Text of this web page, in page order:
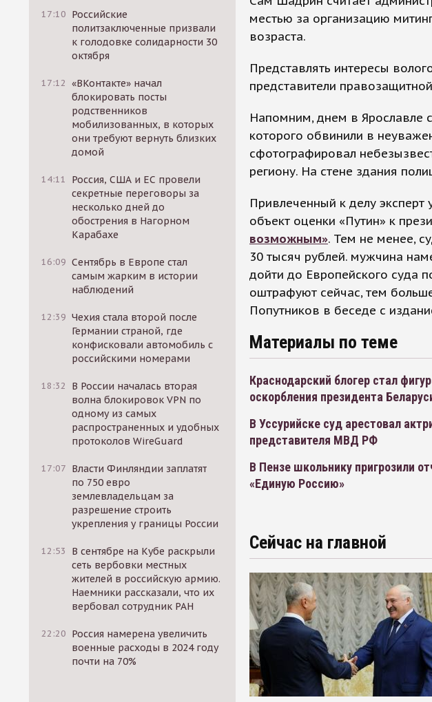
17:10 Российские
политзаключенные призвали
к голодовке солидарности 30
октября
17:12 «ВКонтакте» начал
блокировать посты
родственников
мобилизованных, в которых
они требуют вернуть близких
домой
14:11
Россия, США и ЕС провели
секретные переговоры за
несколько дней до
обострения в Нагорном
Карабахе
16:09 Сентябрь в Европе стал
самым жарким в истории
наблюдений
12:39 Чехия стала второй после
Германии страной, где
конфисковали автомобиль с
российскими номерами
18:32
В России началась вторая
волна блокировок VPN по
одному из самых
распространенных и удобных
протоколов WireGuard
17:07 Власти Финляндии заплатят
по 750 евро
землевладельцам за
разрешение строить
укрепления у границы России
12:53
В сентябре на Кубе раскрыли
сеть вербовки местных
жителей в российскую армию.
Наемники рассказали, что их
вербовал сотрудник РАН
22:20 Россия намерена увеличить
военные расходы в 2024 году
почти на 70%
местью за организацию
возраста.
Представлять интересы
представители
Напомним, днем в Ярославле
которого обвинили в
сфотографировал
региону. На стене здания
Привлеченный к делу эксперт
объект оценки «Путин» к
возможным». Тем не менее,
30 тысяч рублей. мужчина
дойти до Европейского суда
оштрафуют сейчас, тем
Попутников в беседе с
Материалы по теме
Краснодарский блогер стал
оскорбления президента
В Уссурийске суд арестовал
представителя МВД РФ
В Пензе школьнику пригрозили
«Единую Россию»
Сейчас на главной